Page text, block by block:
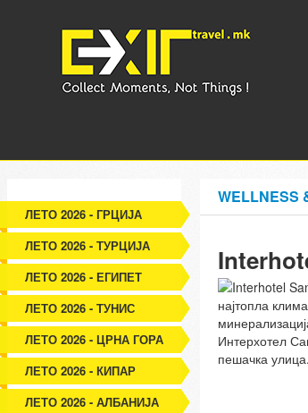
ЛЕТО 2026 - ГРЦИЈА
ЛЕТО 2026 - ТУРЦИЈА
ЛЕТО 2026 - ЕГИПЕТ
ЛЕТО 2026 - ТУНИС
ЛЕТО 2026 - ЦРНА ГОРА
ЛЕТО 2026 - КИПАР
ЛЕТО 2026 - АЛБАНИЈА
WELLNESS
најтопла
Интерхотел
пешачка улица.